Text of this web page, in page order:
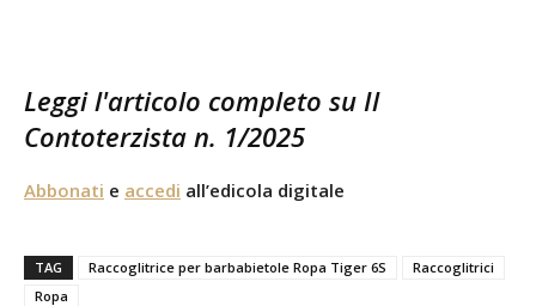
Leggi l'articolo completo su Il
Contoterzista n. 1/2025
Abbonati e accedi all’edicola digitale
TAG Raccoglitrice per barbabietole Ropa Tiger 6S
Raccoglitrici
Ropa